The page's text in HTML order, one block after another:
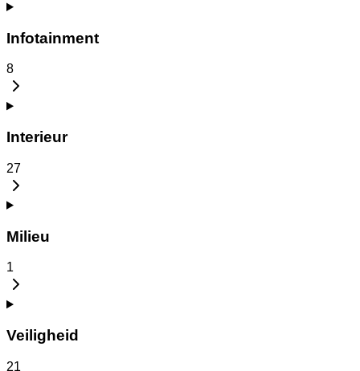
Infotainment
8
Interieur
27
Milieu
1
Veiligheid
21